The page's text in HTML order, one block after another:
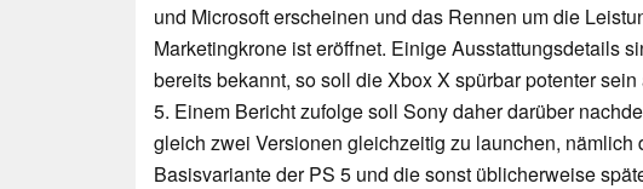
und Microsoft erscheinen und das Rennen um die
Marketingkrone ist eröffnet. Einige Ausstattungsdetails
bereits bekannt, so soll die Xbox X spürbar potenter
5. Einem Bericht zufolge soll Sony daher darüber
gleich zwei Versionen gleichzeitig zu launchen, nämlich
Basisvariante der PS 5 und die sonst üblicherweise